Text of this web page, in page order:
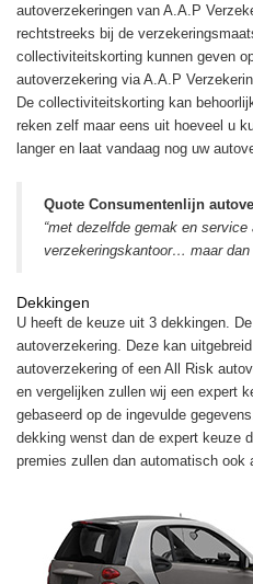
autoverzekeringen van A.A.P
rechtstreeks bij de
collectiviteitskorting kunnen geven
autoverzekering via A.A.P
De collectiviteitskorting kan
reken zelf maar eens uit hoeveel u
langer en laat vandaag nog uw
Quote Consumentenlijn
“met dezelfde gemak en service
verzekeringskantoor… maar dan
Dekkingen
U heeft de keuze uit 3 dekkingen.
autoverzekering. Deze kan
autoverzekering of een All Risk
en vergelijken zullen wij een expert
gebaseerd op de ingevulde
dekking wenst dan de expert keuze
premies zullen dan automatisch ook